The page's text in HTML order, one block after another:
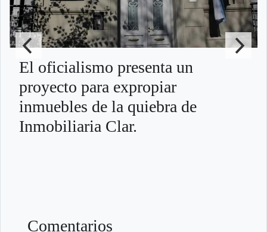
El oficialismo presenta un
proyecto para expropiar
inmuebles de la quiebra de
Inmobiliaria Clar.
Comentarios